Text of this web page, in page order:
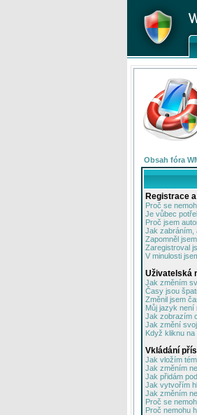
Obsah fóra
Registrace
Proč se
Je vůbec
Proč jsem
Jak zabráním,
Zapomněl
Zaregistroval
V minulosti
Uživatelská
Jak změním
Časy jsou
Změnil jsem
Můj jazyk není
Jak zobrazím
Jak změní
Když kliknu
Vkládání
Jak vložím
Jak změním
Jak přidám
Jak vytvořím
Jak změním
Proč se
Proč nemohu